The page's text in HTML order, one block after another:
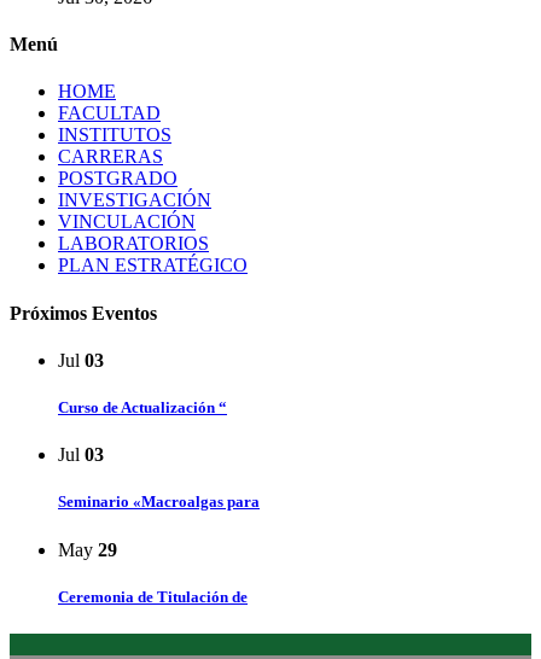
Menú
HOME
FACULTAD
INSTITUTOS
CARRERAS
POSTGRADO
INVESTIGACIÓN
VINCULACIÓN
LABORATORIOS
PLAN ESTRATÉGICO
Próximos Eventos
Jul 03
Curso de Actualización “
Jul 03
Seminario «Macroalgas para
May 29
Ceremonia de Titulación de